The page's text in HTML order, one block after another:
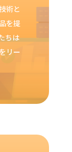
術と
を提
ちは
リー